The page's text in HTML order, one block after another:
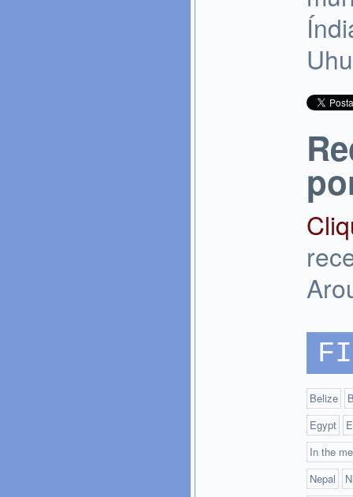
Belize
Egypt
In the
Nepal